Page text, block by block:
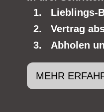
Lieblings-
Vertrag
Abholen
MEHR